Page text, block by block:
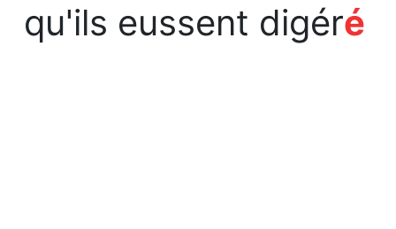
qu'ils eussent digéré